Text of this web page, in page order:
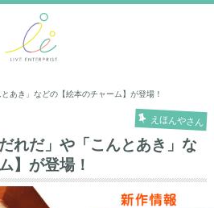
あき」などの【絵本のチャーム】が登場！
えほんやさん
れだ」や「こんとあき」な
】が登場！